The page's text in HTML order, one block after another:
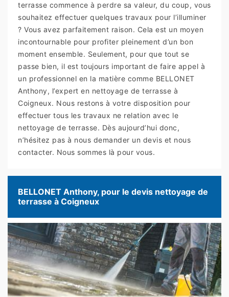
terrasse commence à perdre sa valeur, du coup, vous
souhaitez effectuer quelques travaux pour l’illuminer
? Vous avez parfaitement raison. Cela est un moyen
incontournable pour profiter pleinement d’un bon
moment ensemble. Seulement, pour que tout se
passe bien, il est toujours important de faire appel à
un professionnel en la matière comme BELLONET
Anthony, l’expert en nettoyage de terrasse à
Coigneux. Nous restons à votre disposition pour
effectuer tous les travaux ne relation avec le
nettoyage de terrasse. Dès aujourd’hui donc,
n’hésitez pas à nous demander un devis et nous
contacter. Nous sommes là pour vous.
BELLONET Anthony, pour le devis nettoyage de
terrasse à Coigneux